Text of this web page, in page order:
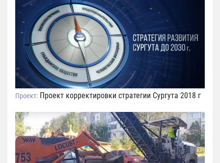
Проект: Проект корректировки стратегии Сургута 2018 г